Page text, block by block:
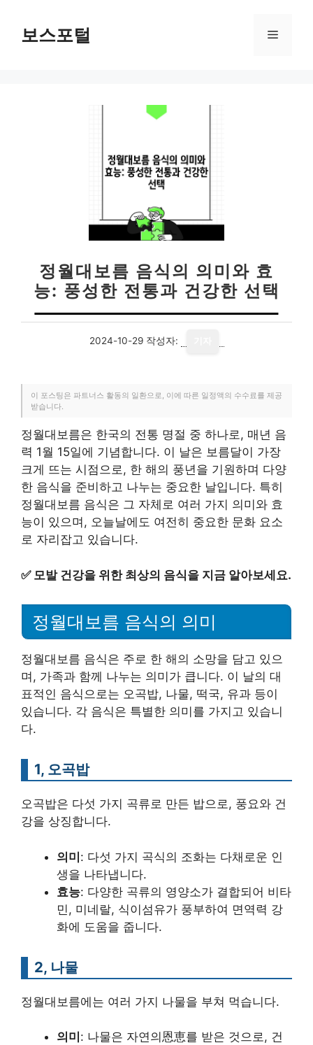
보스포털 메
정월대보름 음식의 의미와 효
능: 풍성한 전통과 건강한 선택
2024-10-29 작성자:
이 포스팅은 파트너스 활동의 일환으로, 이에 따른 일정액의 수수료를 제공
받습니다.
정월대보름은 한국의 전통 명절 중 하나로, 매년 음
력 1월 15일에 기념합니다. 이 날은 보름달이 가장
크게 뜨는 시점으로, 한 해의 풍년을 기원하며 다양
한 음식을 준비하고 나누는 중요한 날입니다. 특히
정월대보름 음식은 그 자체로 여러 가지 의미와 효
능이 있으며, 오늘날에도 여전히 중요한 문화 요소
로 자리잡고 있습니다.
✅ 모발 건강을 위한 최상의 음식을 지금 알아보세요.
정월대보름 음식의 의미
정월대보름 음식은 주로 한 해의 소망을 담고 있으
며, 가족과 함께 나누는 의미가 큽니다. 이 날의 대
표적인 음식으로는 오곡밥, 나물, 떡국, 유과 등이
있습니다. 각 음식은 특별한 의미를 가지고 있습니
다.
1, 오곡밥
오곡밥은 다섯 가지 곡류로 만든 밥으로, 풍요와 건
강을 상징합니다.
의미: 다섯 가지 곡식의 조화는 다채로운 인
생을 나타냅니다.
효능: 다양한 곡류의 영양소가 결합되어 비타
민, 미네랄, 식이섬유가 풍부하여 면역력 강
화에 도움을 줍니다.
2, 나물
정월대보름에는 여러 가지 나물을 부쳐 먹습니다.
의미 : 나물은 자연의恩恵를 받은 것으로, 건